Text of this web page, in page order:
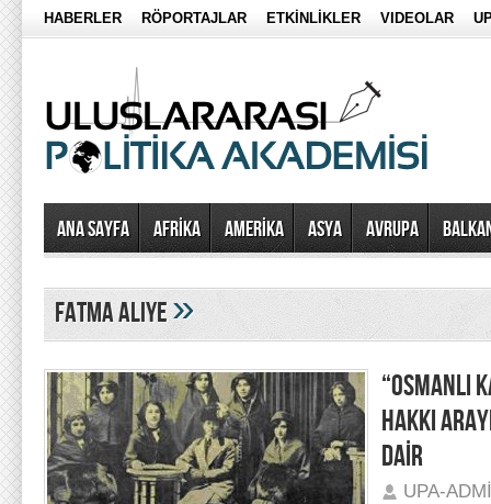
HABERLER RÖPORTAJLAR ETKİNLİKLER VIDEOLAR
Ana Sayfa AFRİKA AMERİKA ASYA AVRUPA
fatma aliye»
“OSMANLI
HAKKI
DAİR
UPA-